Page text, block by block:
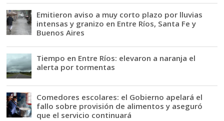
Emitieron aviso a muy corto plazo por lluvias
intensas y granizo en Entre Ríos, Santa Fe y
Buenos Aires
Tiempo en Entre Ríos: elevaron a naranja el
alerta por tormentas
Comedores escolares: el Gobierno apelará el
fallo sobre provisión de alimentos y aseguró
que el servicio continuará